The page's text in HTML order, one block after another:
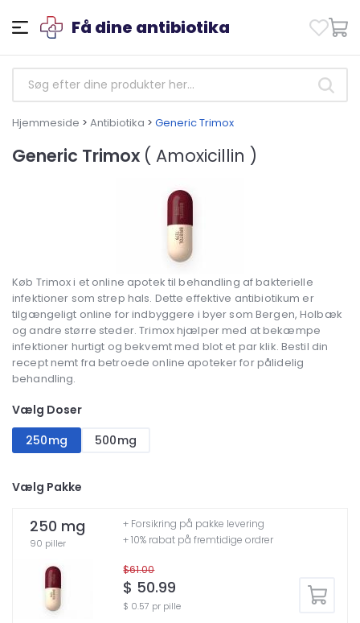
Få dine antibiotika
Hjemmeside > Antibiotika > Generic Trimox
Generic Trimox ( Amoxicillin )
Køb Trimox i et online apotek til behandling af bakterielle
infektioner som strep hals. Dette effektive antibiotikum er
tilgængeligt online for indbyggere i byer som Bergen, Holbæk
og andre større steder. Trimox hjælper med at bekæmpe
infektioner hurtigt og bekvemt med blot et par klik. Bestil din
recept nemt fra betroede online apoteker for pålidelig
behandling.
Vælg Doser
250mg
500mg
Vælg Pakke
250 mg
90 piller
$61.00
$ 50.99
$ 0.57 pr pille
+ Forsikring på pakke levering
+ 10% rabat på fremtidige ordrer